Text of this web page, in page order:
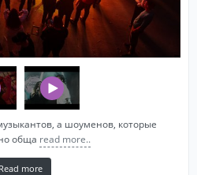
а шоуменов, которые
обща read more..
Read more